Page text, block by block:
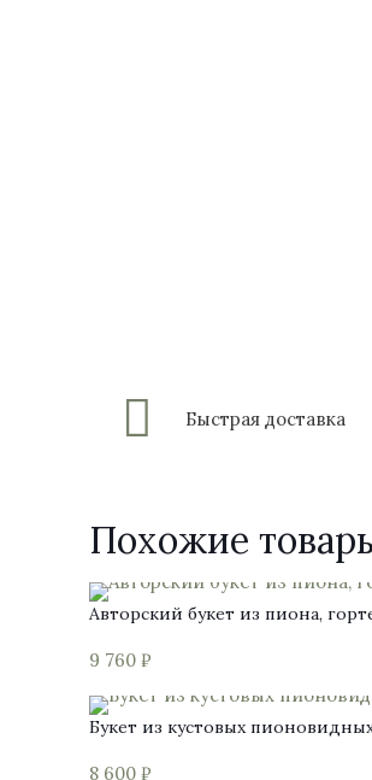
Быстрая доставка
Похожие
Авторский букет из пиона,
9 760 ₽
Букет из кустовых
8 600 ₽